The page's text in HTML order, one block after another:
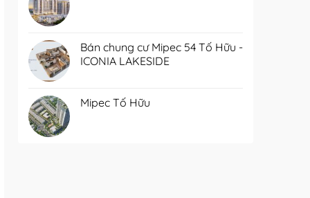
Bán chung cư Mipec 54 Tố Hữu -
ICONIA LAKESIDE
Mipec Tố Hữu